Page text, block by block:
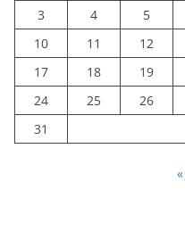
3
4 5
10
11 12
17
18 19
24
25 26
31